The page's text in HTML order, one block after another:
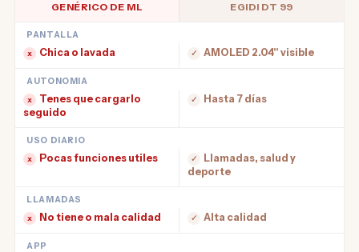
GENÉRICO DE ML EGIDI DT 99
PANTALLA
x
Chica o lavada ✓ AMOLED 2.04" visible
AUTONOMIA
x
Tenes que cargarlo
seguido
✓ Hasta 7 días
USO DIARIO
x
Pocas funciones utiles ✓
Llamadas, salud y
deporte
LLAMADAS
x
No tiene o mala calidad ✓ Alta calidad
APP